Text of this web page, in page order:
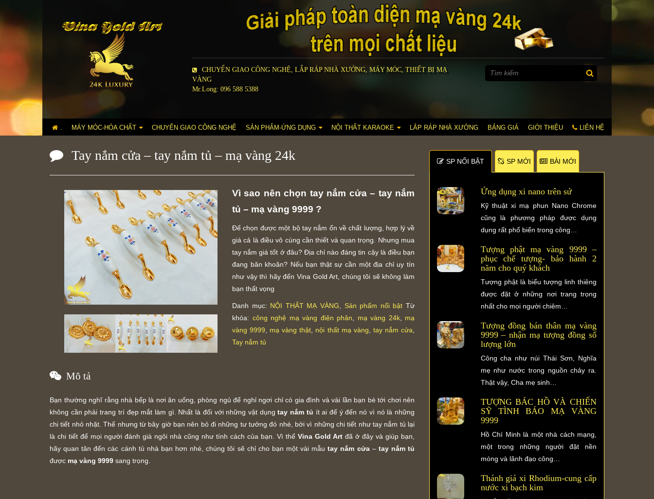
CHUYỂN GIAO CÔNG NGHỆ, LẮP RÁP NHÀ XƯỞNG, MÁY MÓC, THIẾT BỊ MẠ
VÀNG
Mr.Long: 096 588 5388
MÁY MÓC-HÓA CHẤT CHUYỂN GIAO CÔNG NGHỆ SẢN PHẨM-ỨNG DỤNG NỘI THẤT KARAOKE LẮP RÁP NHÀ XƯỞNG BẢNG GIÁ GIỚI THIỆU LIÊN HỆ
Tay nắm cửa – tay nắm tủ – mạ vàng 24k
Vì sao nên chọn tay nắm cửa – tay nắm
tủ – mạ vàng 9999 ?
Để chọn được một bộ tay nắm ổn về chất lượng, hợp lý về
giá cả là điều vô cùng cần thiết và quan trọng. Nhưng mua
tay nắm giá tốt ở đâu? Địa chỉ nào đáng tin cậy là điều bạn
đang băn khoăn? Nếu bạn thật sự cần một địa chỉ uy tín
như vậy thì hãy đến Vina Gold Art, chúng tôi sẽ không làm
bạn thất vọng
Danh mục: NỘI THẤT MẠ VÀNG Sản phẩm nổi bật Từ
khóa: công nghệ mạ vàng điện phân mạ vàng 24k, mạ
vàng 9999
mạ vàng thật nội thất mạ vàng tay nắm cửa
Tay nắm tủ
Mô tả
Bạn thường nghĩ rằng nhà bếp là nơi ăn uống, phòng ngủ để nghỉ ngơi chỉ có gia đình và vài lần bạn bè tới chơi nên
không cần phải trang trí đẹp mắt làm gì. Nhất là đối với những vật dụngtay nắm tủ ít ai để ý đến nó vì nó là những
chi tiết nhỏ nhặt. Thế nhưng từ bây giờ bạn nên bỏ đi những tư tưởng đó nhé, bởi vì những chi tiết như tay nắm tủ lại
là chi tiết để mọi người đánh giá ngôi nhà cũng như tính cách của bạn. Vì thế Vina Gold Art đã ở đây và giúp bạn,
hãy quan tân đến các cánh tủ nhà bạn hơn nhé, chúng tôi sẽ chỉ cho bạn một vài mẫutay nắm cửa– tay nắm tủ
được mạ vàng 9999 sang trọng.
SP NỐI BẬT SP MỚI BÀI MỚI
Ứng dụng xi nano trên sứ
Kỹ thuật xi mạ phun Nano Chrome
cũng là phương pháp được dụng
dụng rất phổ biến trong công…
Tượng phật mạ vàng 9999 –
phục chế tượng- bảo hành 2
năm cho quý khách
Tượng phật là biểu tượng linh thiêng
được đặt ở những nơi trang trọng
nhất cho mọi người chiêm…
Tượng đồng bán thân mạ vàng
9999 – nhận mạ tượng đồng số
lượng lớn
Công cha như núi Thái Sơn, Nghĩa
mẹ như nước trong nguồn chảy ra.
Thật vậy, Cha mẹ sinh…
TƯỢNG BÁC HỒ VÀ CHIẾN
SỸ TÌNH BÁO MẠ VÀNG
9999
Hồ Chí Minh là một nhà cách mạng,
một trong những người đặt nền
móng và lãnh đạo công…
Thánh giá xi Rhodium-cung cấp
nước xi bạch kim